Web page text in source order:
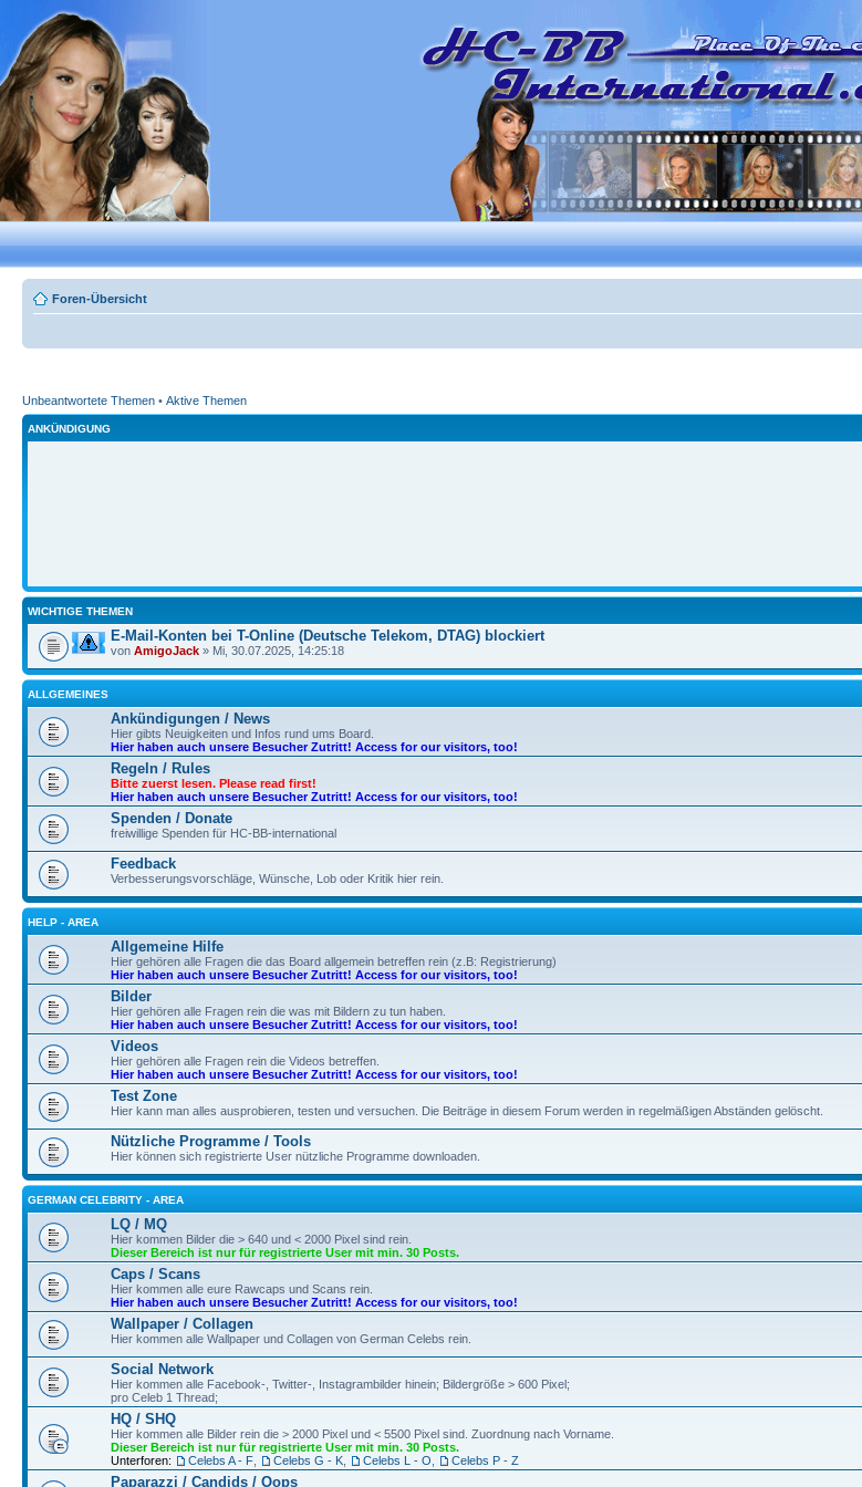
Foren-Übersicht
Unbeantwortete Themen • Aktive Themen
ANKÜNDIGUNG
WICHTIGE THEMEN
E-Mail-Konten bei T-Online (Deutsche Telekom, DTAG) blockiert
von AmigoJack » Mi, 30.07.2025, 14:25:18
ALLGEMEINES
Ankündigungen / News
Hier gibts Neuigkeiten und Infos rund ums Board.
Hier haben auch unsere Besucher Zutritt! Access for our visitors, too!
Regeln / Rules
Bitte zuerst lesen. Please read first!
Hier haben auch unsere Besucher Zutritt! Access for our visitors, too!
Spenden / Donate
freiwillige Spenden für HC-BB-international
Feedback
Verbesserungsvorschläge, Wünsche, Lob oder Kritik hier rein.
HELP - AREA
Allgemeine Hilfe
Hier gehören alle Fragen die das Board allgemein betreffen rein (z.B: Registrierung)
Hier haben auch unsere Besucher Zutritt! Access for our visitors, too!
Bilder
Hier gehören alle Fragen rein die was mit Bildern zu tun haben.
Hier haben auch unsere Besucher Zutritt! Access for our visitors, too!
Videos
Hier gehören alle Fragen rein die Videos betreffen.
Hier haben auch unsere Besucher Zutritt! Access for our visitors, too!
Test Zone
Hier kann man alles ausprobieren, testen und versuchen. Die Beiträge in diesem Forum werden in regelmäßigen Abständen gelöscht.
Nützliche Programme / Tools
Hier können sich registrierte User nützliche Programme downloaden.
GERMAN CELEBRITY - AREA
LQ / MQ
Hier kommen Bilder die > 640 und < 2000 Pixel sind rein.
Dieser Bereich ist nur für registrierte User mit min. 30 Posts.
Caps / Scans
Hier kommen alle eure Rawcaps und Scans rein.
Hier haben auch unsere Besucher Zutritt! Access for our visitors, too!
Wallpaper / Collagen
Hier kommen alle Wallpaper und Collagen von German Celebs rein.
Social Network
Hier kommen alle Facebook-, Twitter-, Instagrambilder hinein; Bildergröße > 600 Pixel;
pro Celeb 1 Thread;
HQ / SHQ
Hier kommen alle Bilder rein die > 2000 Pixel und < 5500 Pixel sind. Zuordnung nach Vorname.
Dieser Bereich ist nur für registrierte User mit min. 30 Posts.
Unterforen:
Celebs A - F Celebs G - K Celebs L - O Celebs P - Z
Paparazzi / Candids / Oops